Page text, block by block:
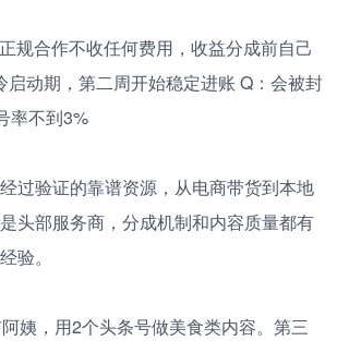
规合作不收任何费用，收益分成前自己
动期，第二周开始稳定进账 Q：会被封
率不到3%
过验证的靠谱资源，从电商带货到本地
头部服务商，分成机制和内容质量都有
验。
姨，用2个头条号做美食类内容。第三